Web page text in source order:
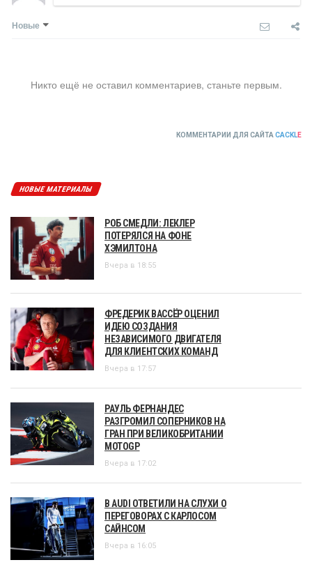
Новые
Никто ещё не оставил комментариев, станьте первым.
КОММЕНТАРИИ ДЛЯ САЙТАCACKLE
НОВЫЕ МАТЕРИАЛЫ
РОБ СМЕДЛИ: ЛЕКЛЕР
ПОТЕРЯЛСЯ НА ФОНЕ
ХЭМИЛТОНА
Вчера в 18:55
ФРЕДЕРИК ВАССЁР ОЦЕНИЛ
ИДЕЮ СОЗДАНИЯ
НЕЗАВИСИМОГО ДВИГАТЕЛЯ
ДЛЯ КЛИЕНТСКИХ КОМАНД
Вчера в 17:57
РАУЛЬ ФЕРНАНДЕС
РАЗГРОМИЛ СОПЕРНИКОВ НА
ГРАН ПРИ ВЕЛИКОБРИТАНИИ
MOTOGP
Вчера в 17:02
В AUDI ОТВЕТИЛИ НА СЛУХИ О
ПЕРЕГОВОРАХ С КАРЛОСОМ
САЙНСОМ
Вчера в 16:05